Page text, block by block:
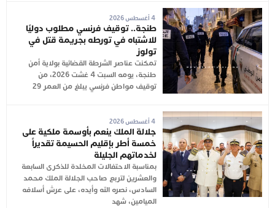
4 أغسطس 2026
طنجة.. توقيف فرنسي مطلوب دوليًا
للاشتباه في تورطه بجريمة قتل في
تولوز
تمكنت عناصر الشرطة القضائية بولاية أمن
طنجة، يومه السبت 4 غشت 2026، من
توقيف مواطن فرنسي يبلغ من العمر 29
4 أغسطس 2026
جلالة الملك ينعم بأوسمة ملكية على
خمسة أطر بإقليم الحسيمة تقديراً
لخدماتهم الجليلة
بمناسبة الاحتفالات المخلدة للذكرى السابعة
والعشرين لتربع صاحب الجلالة الملك محمد
السادس، نصره الله وأيده، على عرش أسلافه
الميامين، شهد